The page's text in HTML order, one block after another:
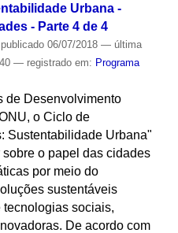
Urbana -
- Parte 4 de 4
publicado06/07/2018 — última
— registrado em: Programa
de Desenvolvimento
o Ciclo de
Sustentabilidade Urbana"
o papel das cidades
por meio do
sustentáveis
tecnologias sociais,
De acordo com